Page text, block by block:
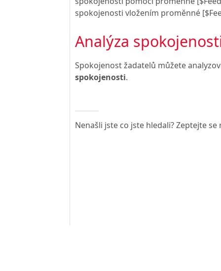
spokojenosti vložením proměnné
Analýza
Spokojenost žadatelů můžete
spokojenosti.
Nenašli jste co jste hledali? Zeptejte